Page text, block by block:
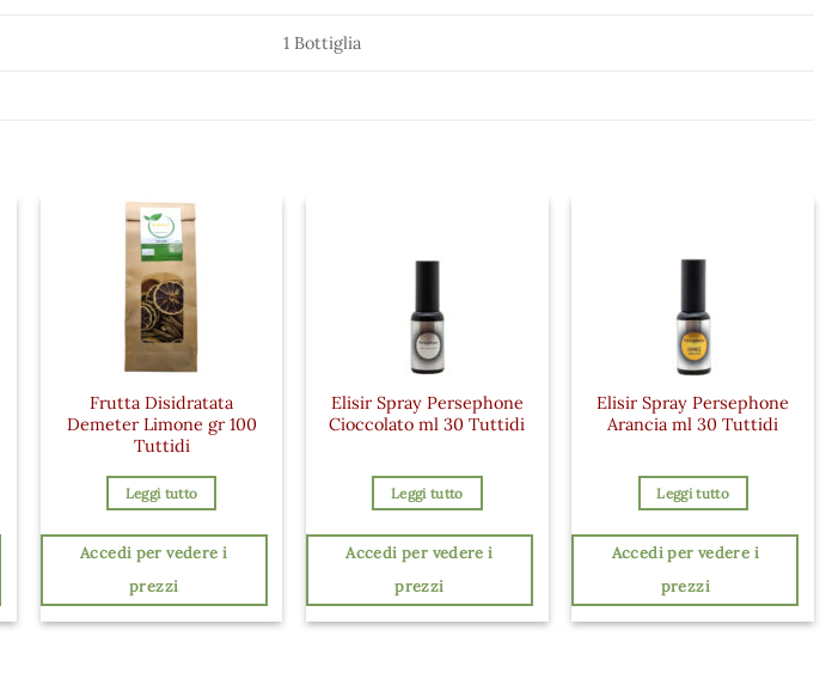
1 Bottiglia
Frutta Disidratata
Demeter Limone gr 100
Tuttidi
Leggi tutto
Accedi per vedere i
prezzi
Elisir Spray Persephone
Cioccolato ml 30 Tuttidi
Leggi tutto
Accedi per vedere i
prezzi
Elisir Spray Persephone
Arancia ml 30 Tuttidi
Leggi tutto
Accedi per vedere i
prezzi